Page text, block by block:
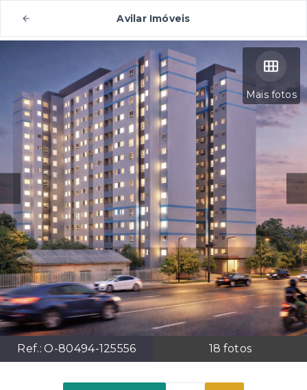
Avilar Imóveis
Mais fotos
Ref.:O-80494-125556 18 fotos